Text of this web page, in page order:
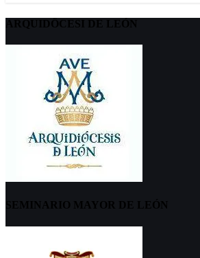
ARQUIDÖCESI DE LEÓN
SEMINARIO MAYOR DE LEÓN